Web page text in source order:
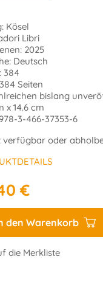
Kösel
Libri
2025
Deutsch
384
Seiten
bislang
x 14.6 cm
3-466-37353-6
verfügbar oder
€
den Warenkorb
die Merkliste